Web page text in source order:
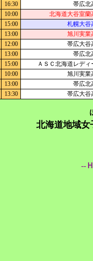
16:30 帯広北
10:00
北海道大谷室蘭
15:00
札幌大谷
13:00 旭川実業
12:00
帯広大谷
13:00
帯広北
15:00 ＡＳＣ北海道レディ
10:00
旭川実業
13:00
帯広北
13:30 帯広大谷
北海道地域女
--